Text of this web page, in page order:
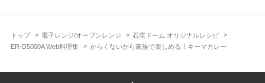
トップ 電子レンジ/オーブンレンジ
石窯ドーム オリジナルレシピ
ER-D5000A Web料理集
からくないから家族で楽しめる！キーマカレー